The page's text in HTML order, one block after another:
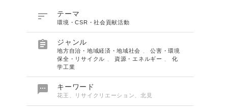
 テーマ
環境・CSR・社会貢献活動
 ジャンル
地方自治・地域経済・地域社会 、公害・環境
保全・リサイクル
資源・エネルギー
化
学工業
 キーワード
花王、リサイクリエーション、北見